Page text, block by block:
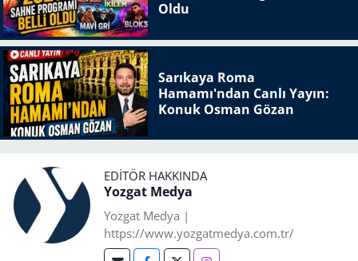
Oldu
Sarıkaya Roma
Hamamı'ndan Canlı Yayın:
Konuk Osman Gözan
EDITÖR HAKKINDA
Yozgat Medya
Yozgat Medya |
https://www.yozgatmedya.com.tr/